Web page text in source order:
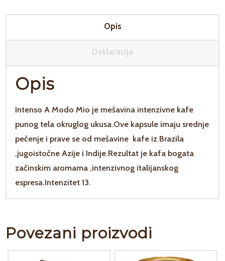
Opis
Deklaracija
Opis
Intenso A Modo Mio je mešavina intenzivne kafe
punog tela okruglog ukusa.Ove kapsule imaju srednje
pečenje i prave se od mešavine kafe iz Brazila
,jugoistočne Azije i Indije.Rezultat je kafa bogata
začinskim aromama ,intenzivnog italijanskog
espresa.Intenzitet 13.
Povezani proizvodi